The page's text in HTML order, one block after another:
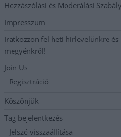
Hozzászólási és Moderálási
Impresszum
Iratkozzon fel heti hírlevelünkre
megyénkről!
Join Us
Regisztráció
Köszönjük
Tag bejelentkezés
Jelszó visszaállítása